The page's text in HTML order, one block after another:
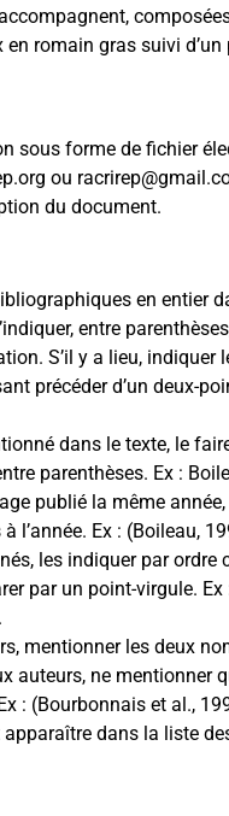
romain gras suivi d’un
sous forme de fichier
ou
du document.
en entier
entre
S’il y a lieu, indiquer
précéder d’un deux-
dans le texte, le
parenthèses. Ex :
publié la même
l’année. Ex : (Boileau,
les indiquer par ordre
par un point-virgule. Ex
mentionner les deux
auteurs, ne mentionner
: (Bourbonnais et al.,
dans la liste